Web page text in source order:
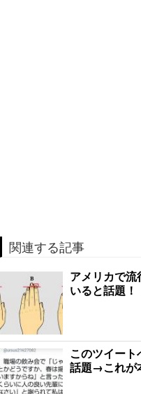
関連する記事
アメリカで
いると話題！
このツイー
話題→これが